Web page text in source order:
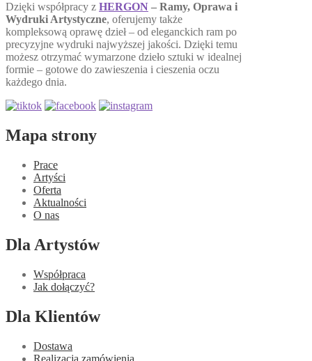
Dzięki współpracy z HERGON – Ramy, Oprawa i
Wydruki Artystyczne, oferujemy także
kompleksową oprawę dzieł – od eleganckich ram po
precyzyjne wydruki najwyższej jakości. Dzięki temu
możesz otrzymać wymarzone dzieło sztuki w idealnej
formie – gotowe do zawieszenia i cieszenia oczu
każdego dnia.
Mapa strony
Prace
Artyści
Oferta
Aktualności
O nas
Dla Artystów
Współpraca
Jak dołączyć?
Dla Klientów
Dostawa
Realizacja zamówienia